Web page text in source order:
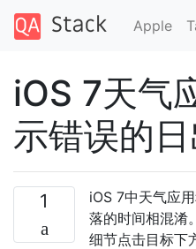
Apple
iOS 7天气
示错误的
1
iOS 7中天气应
落的时间相混淆
细节点击目标下